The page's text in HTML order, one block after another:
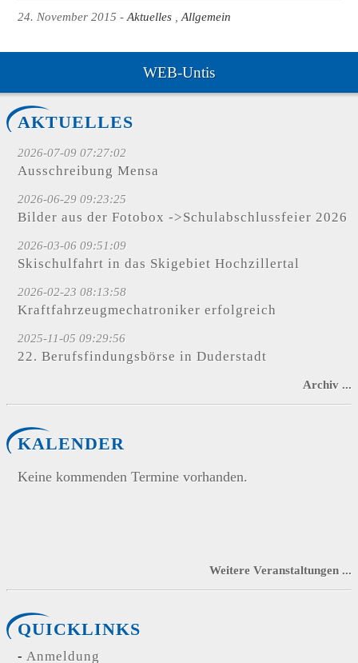
24. November 2015 Aktuelles Allgemein
WEB-Untis
AKTUELLES
2026-07-09 07:27:02
Ausschreibung Mensa
2026-06-29 09:23:25
Bilder aus der Fotobox ->Schulabschlussfeier 2026
2026-03-06 09:51:09
Skischulfahrt in das Skigebiet Hochzillertal
2026-02-23 08:13:58
Kraftfahrzeugmechatroniker erfolgreich
2025-11-05 09:29:56
22. Berufsfindungsbörse in Duderstadt
Archiv ...
KALENDER
Keine kommenden Termine vorhanden.
Weitere Veranstaltungen ...
QUICKLINKS
Anmeldung